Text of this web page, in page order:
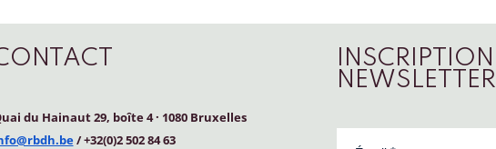
du Hainaut 29, boîte 4· 1080 Bruxelles
/ +32(0)2 502 84 63
INSCRIPTION
NEWSLETTER